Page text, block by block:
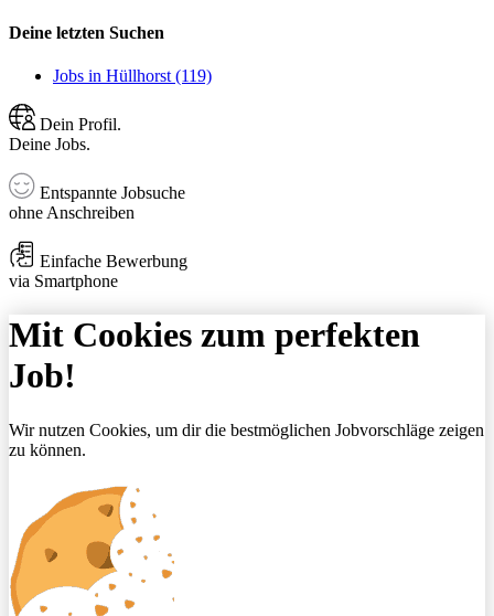
Deine letzten Suchen
Jobs in Hüllhorst (119)
Dein Profil.
Deine Jobs.
Entspannte Jobsuche
ohne Anschreiben
Einfache Bewerbung
via Smartphone
Mit Cookies zum perfekten
Job!
Wir nutzen Cookies, um dir die bestmöglichen Jobvorschläge zeigen
zu können.